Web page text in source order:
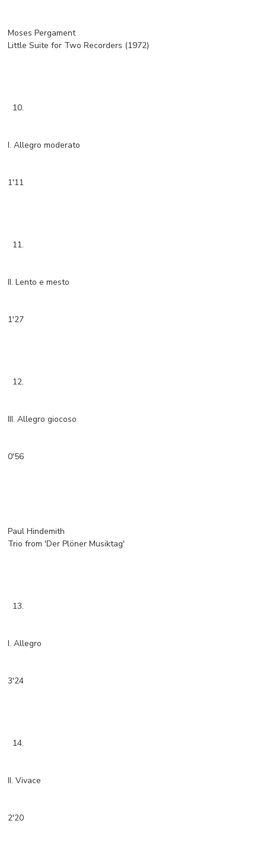
Moses Pergament
Little Suite for Two Recorders (1972)
10.
I. Allegro moderato
1'11
11.
II. Lento e mesto
1'27
12.
III. Allegro giocoso
0'56
Paul Hindemith
Trio from 'Der Plöner Musiktag'
13.
I. Allegro
3'24
14.
II. Vivace
2'20